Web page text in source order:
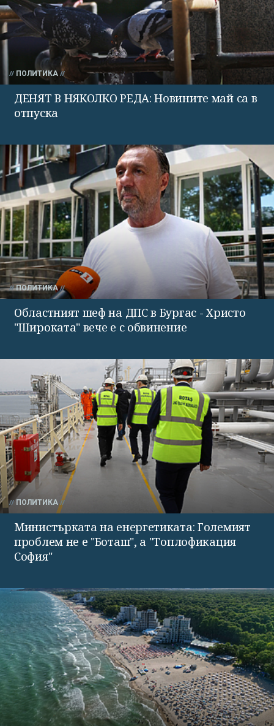
ПОЛИТИКА
ДЕНЯТ В НЯКОЛКО РЕДА: Новините май са в
отпуска
ПОЛИТИКА
Областният шеф на ДПС в Бургас - Христо
"Широката" вече е с обвинение
ПОЛИТИКА
Министърката на енергетиката: Големият
проблем не е "Боташ", а "Топлофикация
София"